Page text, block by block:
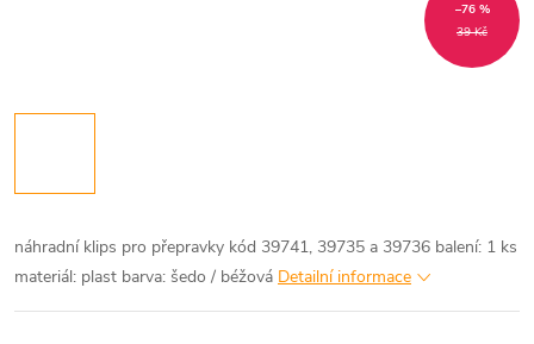
39 Kč
–76 %
náhradní klips pro přepravky kód 39741, 39735 a 39736 balení: 1 ks
materiál: plast barva: šedo / béžová Detailní informace